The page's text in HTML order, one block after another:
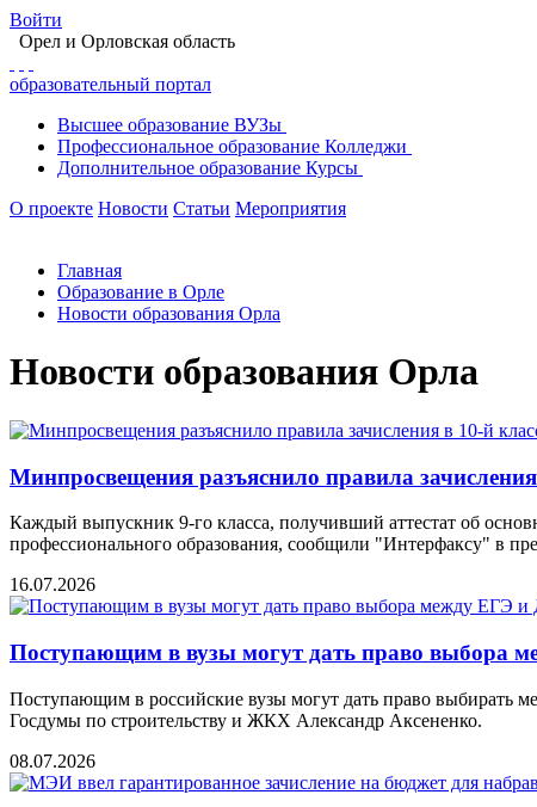
Войти
Орел и Орловская область
образовательный портал
Высшее образование ВУЗы
Профессиональное образование Колледжи
Дополнительное образование Курсы
О проекте Новости Статьи Мероприятия
Главная
Образование в Орле
Новости образования Орла
Новости образования Орла
Минпросвещения разъяснило правила
Каждый выпускник 9-го класса, получивший аттестат об
профессионального образования, сообщили "Интерфаксу" в
16.07.2026
Поступающим в вузы могут дать право выбора
Поступающим в российские вузы могут дать право выбирать
Госдумы по строительству и ЖКХ Александр Аксененко.
08.07.2026